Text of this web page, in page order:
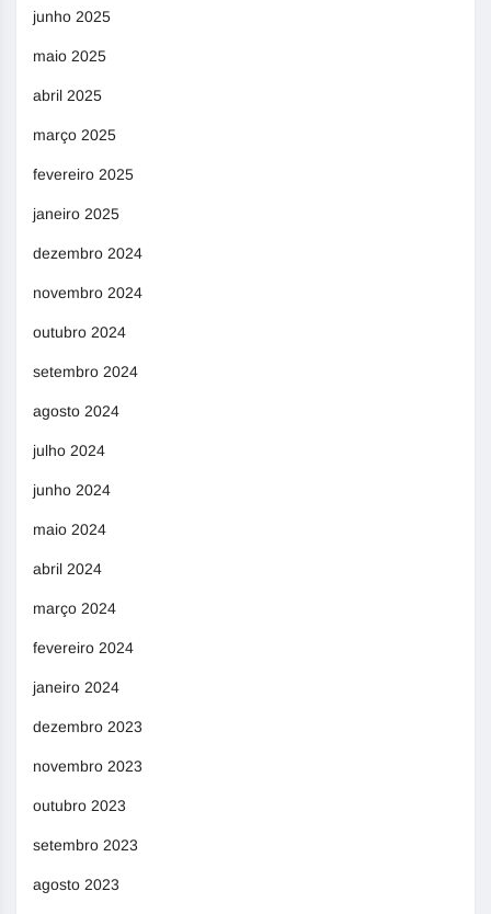
junho 2025
maio 2025
abril 2025
março 2025
fevereiro 2025
janeiro 2025
dezembro 2024
novembro 2024
outubro 2024
setembro 2024
agosto 2024
julho 2024
junho 2024
maio 2024
abril 2024
março 2024
fevereiro 2024
janeiro 2024
dezembro 2023
novembro 2023
outubro 2023
setembro 2023
agosto 2023